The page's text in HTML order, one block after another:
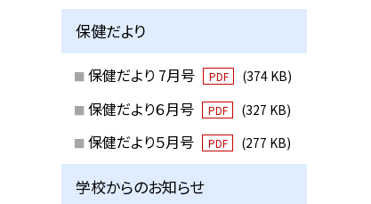
保健だより
保健だより 7月号 PDF (374 KB)
保健だより６月号 PDF (327 KB)
保健だより５月号 PDF (277 KB)
学校からのお知らせ